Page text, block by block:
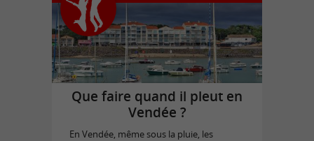
Que faire quand il pleut en
Vendée ?
En Vendée, même sous la pluie, les